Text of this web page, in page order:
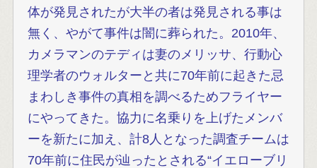
体が発見されたが大半の者は発見される事は
無く、やがて事件は闇に葬られた。2010年、
カメラマンのテディは妻のメリッサ、行動心
理学者のウォルターと共に70年前に起きた忌
まわしき事件の真相を調べるためフライヤー
にやってきた。協力に名乗りを上げたメンバ
ーを新たに加え、計8人となった調査チームは
70年前に住民が辿ったとされる“イエローブリ